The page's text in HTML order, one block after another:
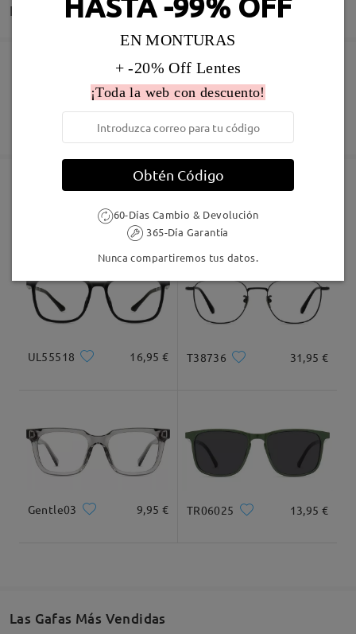
Entrega
Pedido realizado
5-7 días laborales
Enviado
5-7 días laborales detalles
Llegado
Revestimiento resistente a arañazo incluído
60 días de garantía de devolución y cambio
Garantía de 365 días
Descubrir Más
Marcos Similares
UL55518 16,95 € T38736 31,95 €
Gentle03 9,95 € TR06025 13,95 €
Las Gafas Más Vendidas
EN MONTURAS
+ -20% Off Lentes
¡Toda la web con descuento!
Obtén Código
60-Días Cambio & Devolución
365-Día Garantía
Nunca compartiremos tus datos.